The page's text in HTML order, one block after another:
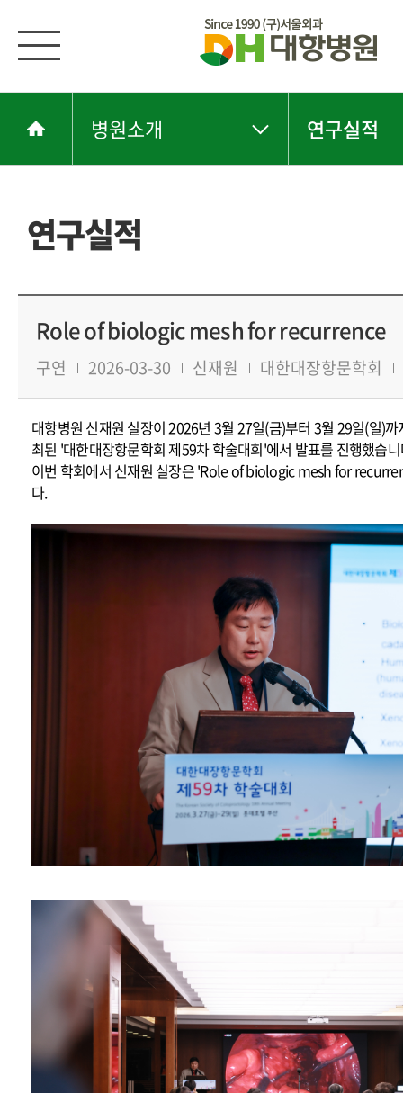
병원소개 연구실적
연구실적
Role of biologic mesh for recurrence
구연 2026-03-30 신재원 대한대장항문학회
대항병원 신재원 실장이 2026년 3월 27일(금)부터 3월 29일(일)
최된 '대한대장항문학회 제59차 학술대회'에서 발표를 진행했습
이번 학회에서 신재원 실장은 'Role of biologic mesh for
다.